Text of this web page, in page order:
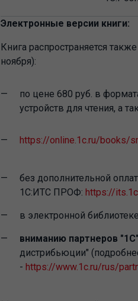
Электронные версии книги:
Книга распространяется
ноября):
по цене 680 руб. в
устройств для чтения, а
https://online.1c.ru/books/
без дополнительной
1С:ИТС ПРОФ: https://
в электронной
вниманию партнеров "1С"
дистрибьюции"
- https://www.1c.ru/rus/